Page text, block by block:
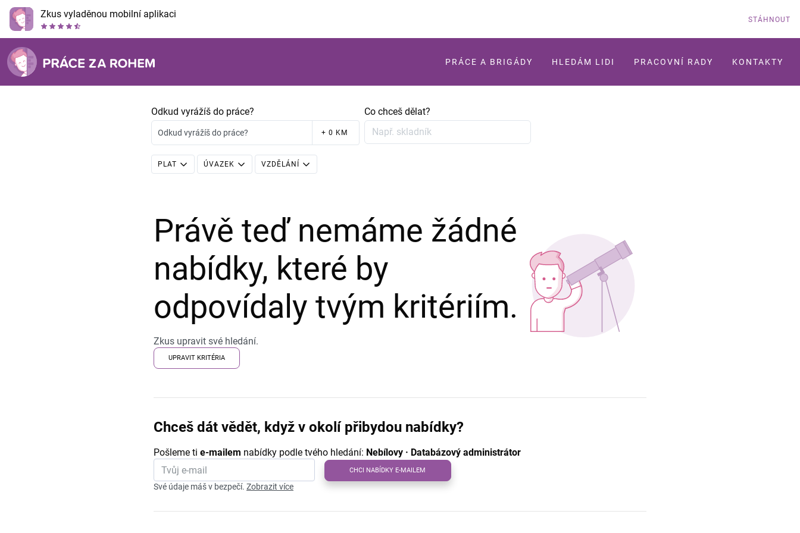
Zkus vyladěnou mobilní aplikaci STÁHNOUT
PRÁCE A BRIGÁDY HLEDÁM LIDI PRACOVNÍ RADY KONTAKTY
Odkud vyrážíš do práce?
Odkud vyrážíš do práce? + 0 KM
Co chceš dělat?
PLAT ÚVAZEK VZDĚLÁNÍ
Právě teď nemáme žádné
nabídky, které by
odpovídaly tvým kritériím.
Zkus upravit své hledání.
UPRAVIT KRITÉRIA
Chceš dát vědět, když v okolí přibydou nabídky?
Pošleme ti e-mailem nabídky podle tvého hledání: Nebílovy · Databázový administrátor
CHCI NABÍDKY E-MAILEM
Své údaje máš v bezpečí. Zobrazit více